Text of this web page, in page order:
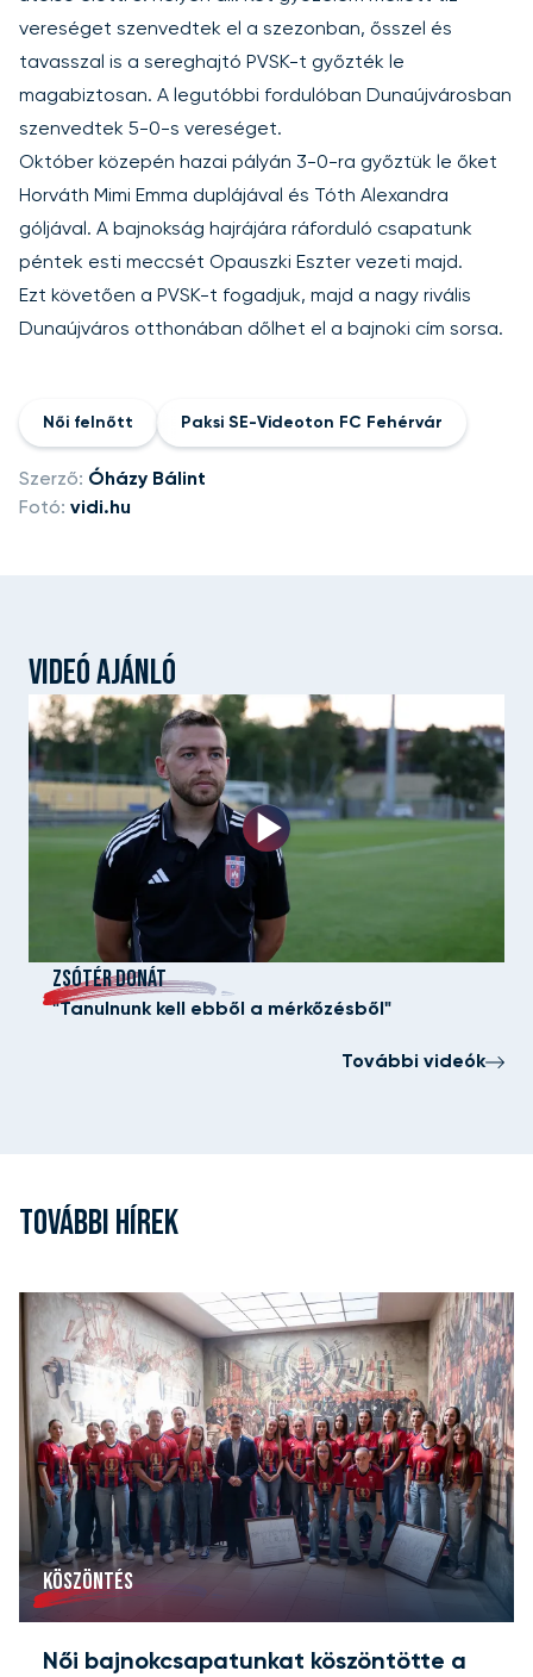
vereséget szenvedtek el a szezonban, ősszel és
tavasszal is a sereghajtó PVSK-t győzték le
magabiztosan. A legutóbbi fordulóban Dunaújvárosban
szenvedtek 5-0-s vereséget.
Október közepén hazai pályán 3-0-ra győztük le őket
Horváth Mimi Emma duplájával és Tóth Alexandra
góljával. A bajnokság hajrájára ráforduló csapatunk
péntek esti meccsét Opauszki Eszter vezeti majd.
Ezt követően a PVSK-t fogadjuk, majd a nagy rivális
Dunaújváros otthonában dőlhet el a bajnoki cím sorsa.
Női felnőtt Paksi SE-Videoton FC Fehérvár
Szerző: Óházy Bálint
Fotó: vidi.hu
VIDEÓ AJÁNLÓ
ZSÓTÉR DONÁT
"Tanulnunk kell ebből a mérkőzésből"
További videók
TOVÁBBI HÍREK
KÖSZÖNTÉS
Női bajnokcsapatunkat köszöntötte a